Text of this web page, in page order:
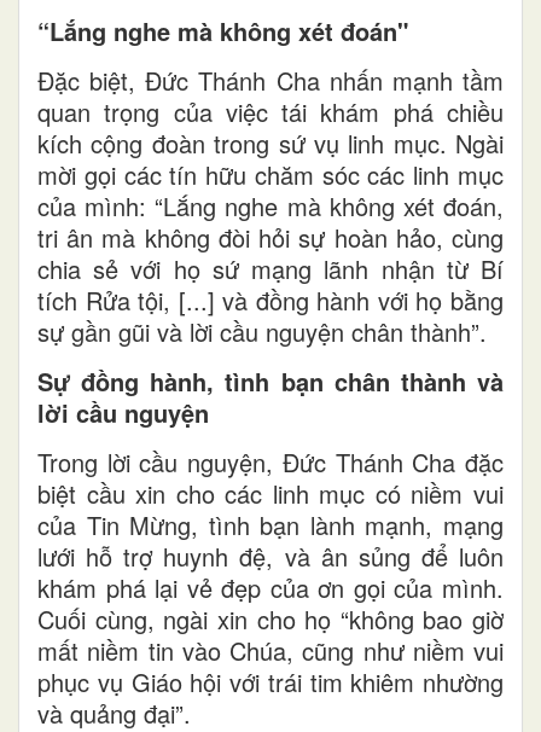
“Lắng nghe mà không xét đoán"
Đặc biệt, Đức Thánh Cha nhấn mạnh tầm
quan trọng của việc tái khám phá chiều
kích cộng đoàn trong sứ vụ linh mục. Ngài
mời gọi các tín hữu chăm sóc các linh mục
của mình: “Lắng nghe mà không xét đoán,
tri ân mà không đòi hỏi sự hoàn hảo, cùng
chia sẻ với họ sứ mạng lãnh nhận từ Bí
tích Rửa tội, [...] và đồng hành với họ bằng
sự gần gũi và lời cầu nguyện chân thành”.
Sự đồng hành, tình bạn chân thành và
lời cầu nguyện
Trong lời cầu nguyện, Đức Thánh Cha đặc
biệt cầu xin cho các linh mục có niềm vui
của Tin Mừng, tình bạn lành mạnh, mạng
lưới hỗ trợ huynh đệ, và ân sủng để luôn
khám phá lại vẻ đẹp của ơn gọi của mình.
Cuối cùng, ngài xin cho họ “không bao giờ
mất niềm tin vào Chúa, cũng như niềm vui
phục vụ Giáo hội với trái tim khiêm nhường
và quảng đại”.